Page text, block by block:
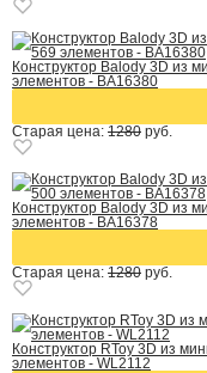
Конструктор Balody 3D из
элементов - BA16380
Старая цена: 1280 руб.
Конструктор Balody 3D из
элементов - BA16378
Старая цена: 1280 руб.
Конструктор RToy 3D из
элементов - WL2112